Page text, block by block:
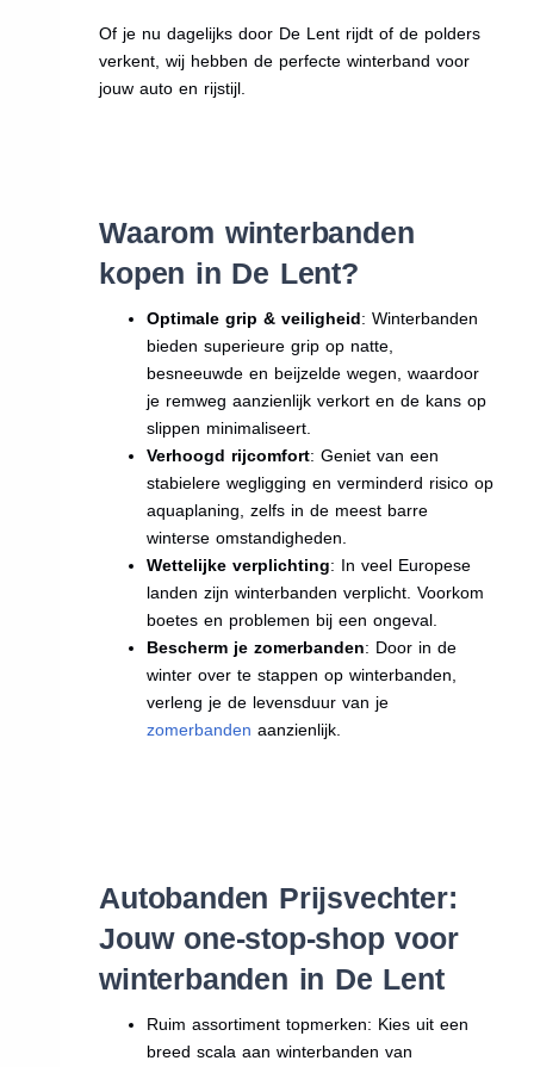
Of je nu dagelijks door De Lent rijdt of de polders
verkent, wij hebben de perfecte winterband voor
jouw auto en rijstijl.
Waarom winterbanden
kopen in De Lent?
Optimale grip & veiligheid: Winterbanden
bieden superieure grip op natte,
besneeuwde en beijzelde wegen, waardoor
je remweg aanzienlijk verkort en de kans op
slippen minimaliseert.
Verhoogd rijcomfort: Geniet van een
stabielere wegligging en verminderd risico op
aquaplaning, zelfs in de meest barre
winterse omstandigheden.
Wettelijke verplichting: In veel Europese
landen zijn winterbanden verplicht. Voorkom
boetes en problemen bij een ongeval.
Bescherm je zomerbanden: Door in de
winter over te stappen op winterbanden,
verleng je de levensduur van je
zomerbanden aanzienlijk.
Autobanden Prijsvechter:
Jouw one-stop-shop voor
winterbanden in De Lent
Ruim assortiment topmerken: Kies uit een
breed scala aan winterbanden van